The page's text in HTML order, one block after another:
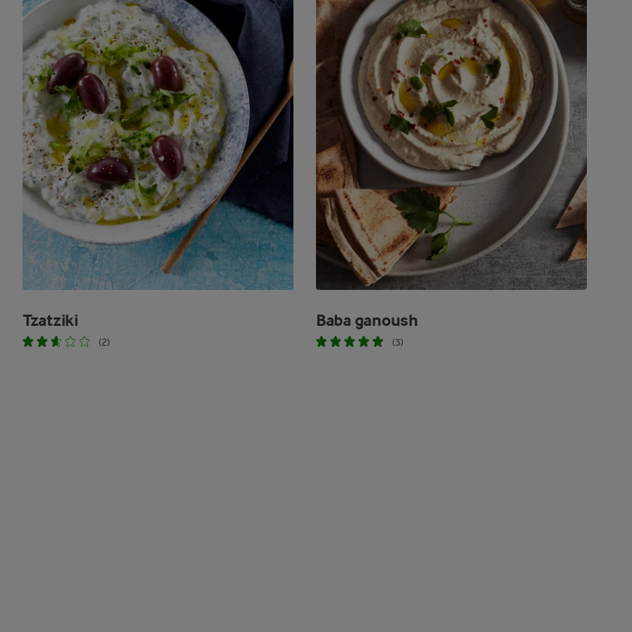
Tzatziki
(2)
Baba ganoush
(3)